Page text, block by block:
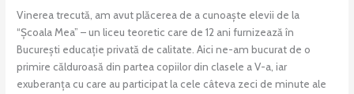
Vinerea trecută, am avut plăcerea de a cunoaște elevii de la
“Școala Mea” – un liceu teoretic care de 12 ani furnizează în
București educație privată de calitate. Aici ne-am bucurat de o
primire călduroasă din partea copiilor din clasele a V-a, iar
exuberanța cu care au participat la cele câteva zeci de minute ale